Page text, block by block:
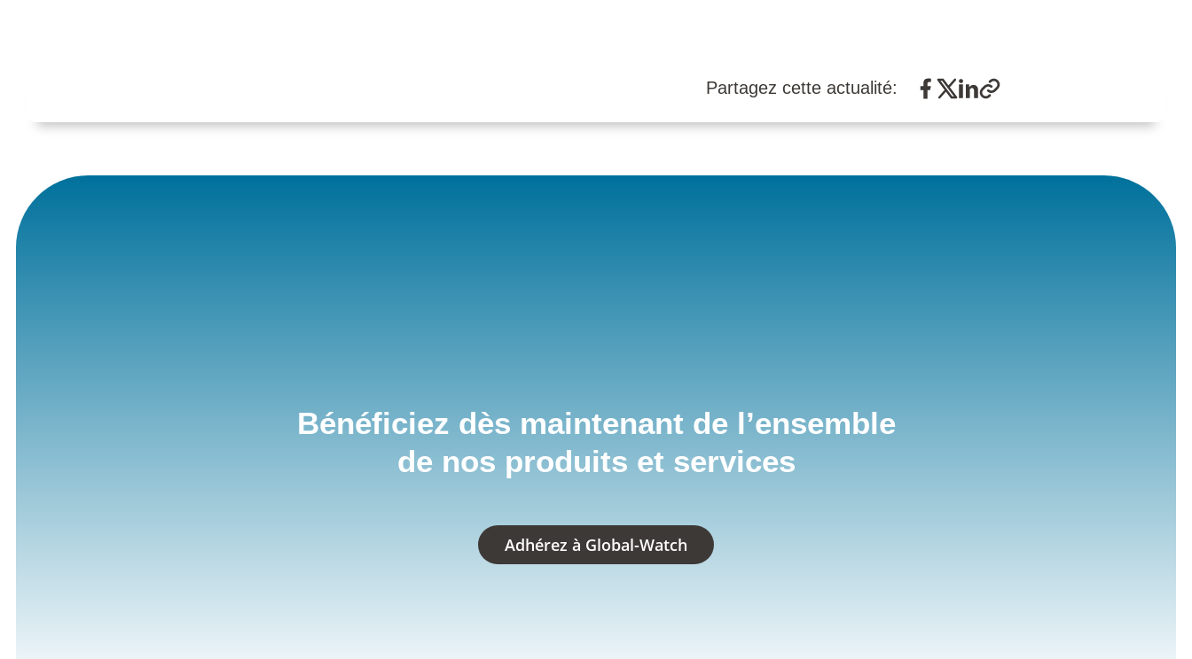
Partagez cette actualité:
Bénéficiez dès maintenant de l’ensemble
de nos produits et services
Adhérez à Global-Watch